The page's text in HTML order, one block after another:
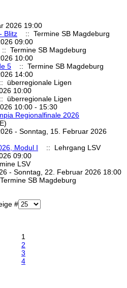
2026 19:00
Blitz
:: Termine SB Magdeburg
09:00
:: Termine SB Magdeburg
10:00
5
:: Termine SB Magdeburg
14:00
überregionale Ligen
10:00
überregionale Ligen
10:00 - 15:30
Regionalfinale 2026
- Sonntag, 15. Februar 2026
Modul I
:: Lehrgang LSV
09:00
LSV
- Sonntag, 22. Februar 2026 18:00
SB Magdeburg
#
1
2
3
4